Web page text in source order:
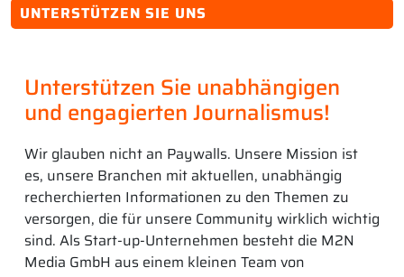
UNTERSTÜTZEN SIE UNS
Unterstützen Sie unabhängigen
und engagierten Journalismus!
Wir glauben nicht an Paywalls. Unsere Mission ist
es, unsere Branchen mit aktuellen, unabhängig
recherchierten Informationen zu den Themen zu
versorgen, die für unsere Community wirklich wichtig
sind. Als Start-up-Unternehmen besteht die M2N
Media GmbH aus einem kleinen Team von